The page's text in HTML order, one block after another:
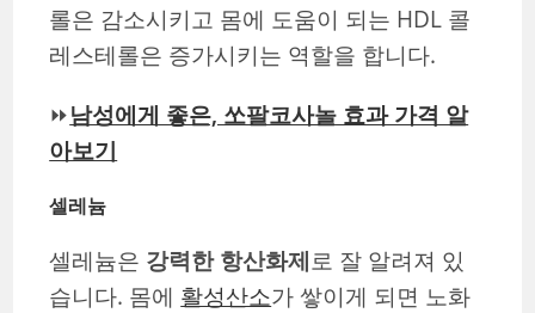
롤은 감소시키고 몸에 도움이 되는 HDL 콜
레스테롤은 증가시키는 역할을 합니다.
⏩남성에게 좋은, 쏘팔코사놀 효과 가격 알
아보기
셀레늄
셀레늄은 강력한 항산화제로 잘 알려져 있
습니다. 몸에 활성산소가 쌓이게 되면 노화